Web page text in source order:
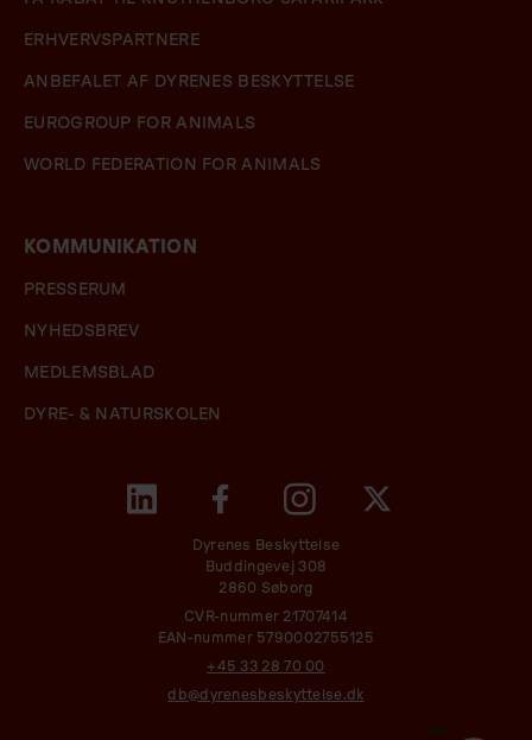
ERHVERVSPARTNERE
ANBEFALET AF DYRENES BESKYTTELSE
EUROGROUP FOR ANIMALS
WORLD FEDERATION FOR ANIMALS
KOMMUNIKATION
PRESSERUM
NYHEDSBREV
MEDLEMSBLAD
DYRE- & NATURSKOLEN
Dyrenes Beskyttelse
Buddingevej 308
2860 Søborg
CVR-nummer 21707414
EAN-nummer 5790002755125
+45 33 28 70 00
db@dyrenesbeskyttelse.dk